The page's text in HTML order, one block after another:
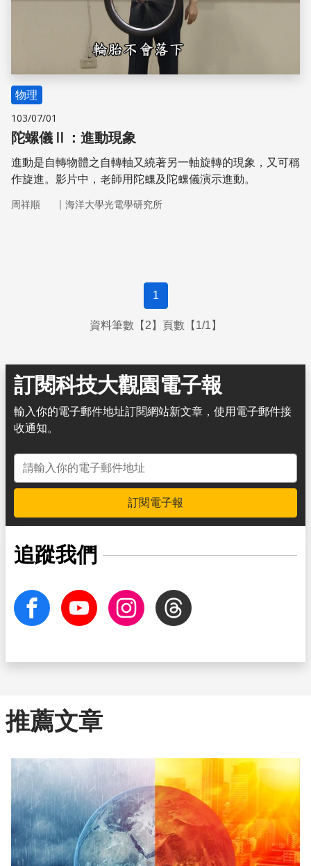
物理
103/07/01
陀螺儀Ⅱ：進動現象
進動是自轉物體之自轉軸又繞著另一軸旋轉的現象，又可稱
作旋進。影片中，老師用陀螺及陀螺儀演示進動。
周祥順 ｜ 海洋大學光電學研究所
1
資料筆數【2】頁數【1/1】
訂閱科技大觀園電子報
輸入你的電子郵件地址訂閱網站新文章，使用電子郵件接
收通知。
電子郵件地址
訂閱電子報
追蹤我們
facebook Youtube InstagramThreads
推薦文章